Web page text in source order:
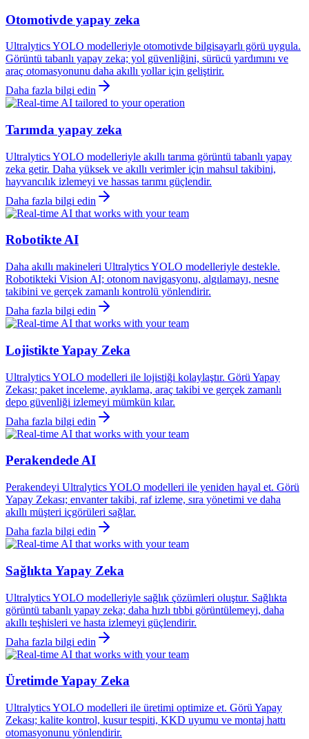
Otomotivde yapay zeka
Ultralytics YOLO modelleriyle otomotivde bilgisayarlı görü uygula.
Görüntü tabanlı yapay zeka; yol güvenliğini, sürücü yardımını ve
araç otomasyonunu daha akıllı yollar için geliştirir.
Daha fazla bilgi edin
Tarımda yapay zeka
Ultralytics YOLO modelleriyle akıllı tarıma görüntü tabanlı yapay
zeka getir. Daha yüksek ve akıllı verimler için mahsul takibini,
hayvancılık izlemeyi ve hassas tarımı güçlendir.
Daha fazla bilgi edin
Robotikte AI
Daha akıllı makineleri Ultralytics YOLO modelleriyle destekle.
Robotikteki Vision AI; otonom navigasyonu, algılamayı, nesne
takibini ve gerçek zamanlı kontrolü yönlendirir.
Daha fazla bilgi edin
Lojistikte Yapay Zeka
Ultralytics YOLO modelleri ile lojistiği kolaylaştır. Görü Yapay
Zekası; paket inceleme, ayıklama, araç takibi ve gerçek zamanlı
depo güvenliği izlemeyi mümkün kılar.
Daha fazla bilgi edin
Perakendede AI
Perakendeyi Ultralytics YOLO modelleri ile yeniden hayal et. Görü
Yapay Zekası; envanter takibi, raf izleme, sıra yönetimi ve daha
akıllı müşteri içgörüleri sağlar.
Daha fazla bilgi edin
Sağlıkta Yapay Zeka
Ultralytics YOLO modelleriyle sağlık çözümleri oluştur. Sağlıkta
görüntü tabanlı yapay zeka; daha hızlı tıbbi görüntülemeyi, daha
akıllı teşhisleri ve hasta izlemeyi güçlendirir.
Daha fazla bilgi edin
Üretimde Yapay Zeka
Ultralytics YOLO modelleri ile üretimi optimize et. Görü Yapay
Zekası; kalite kontrol, kusur tespiti, KKD uyumu ve montaj hattı
otomasyonunu yönlendirir.